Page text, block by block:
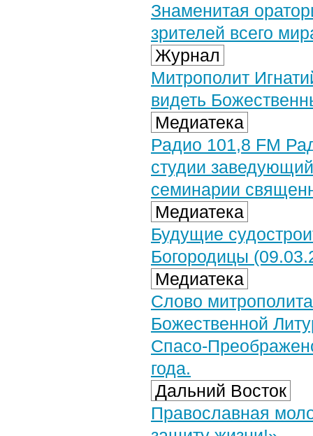
Знаменитая
зрителей всего
Журнал
Митрополит
видеть
Медиатека
Радио 101,8 FM
студии
семинарии
Медиатека
Будущие
Богородицы
Медиатека
Слово
Божественной
Спасо-
года.
Дальний Восток
Православная